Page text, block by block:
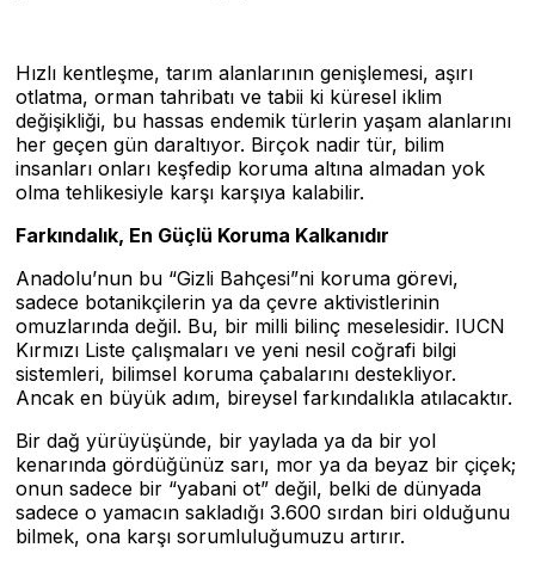
Hızlı kentleşme, tarım alanlarının genişlemesi, aşırı
otlatma, orman tahribatı ve tabii ki küresel iklim
değişikliği, bu hassas endemik türlerin yaşam alanlarını
her geçen gün daraltıyor. Birçok nadir tür, bilim
insanları onları keşfedip koruma altına almadan yok
olma tehlikesiyle karşı karşıya kalabilir.
Farkındalık, En Güçlü Koruma Kalkanıdır
Anadolu’nun bu “Gizli Bahçesi”ni koruma görevi,
sadece botanikçilerin ya da çevre aktivistlerinin
omuzlarında değil. Bu, bir milli bilinç meselesidir. IUCN
Kırmızı Liste çalışmaları ve yeni nesil coğrafi bilgi
sistemleri, bilimsel koruma çabalarını destekliyor.
Ancak en büyük adım, bireysel farkındalıkla atılacaktır.
Bir dağ yürüyüşünde, bir yaylada ya da bir yol
kenarında gördüğünüz sarı, mor ya da beyaz bir çiçek;
onun sadece bir “yabani ot” değil, belki de dünyada
sadece o yamacın sakladığı 3.600 sırdan biri olduğunu
bilmek, ona karşı sorumluluğumuzu artırır.